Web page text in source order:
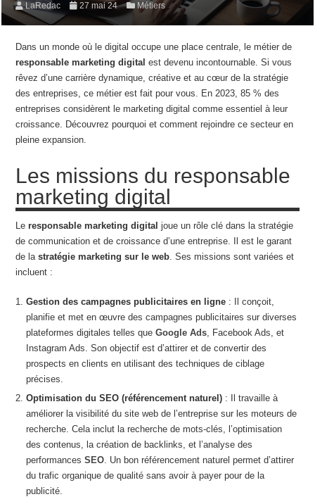
LaRedac 27 mai 24 Métiers
Dans un monde où le digital occupe une place centrale, le métier de
responsable marketing digital est devenu incontournable. Si vous
rêvez d’une carrière dynamique, créative et au cœur de la stratégie
des entreprises, ce métier est fait pour vous. En 2023, 85 % des
entreprises considèrent le marketing digital comme essentiel à leur
croissance. Découvrez pourquoi et comment rejoindre ce secteur en
pleine expansion.
Les missions du responsable
marketing digital
Leresponsable marketing digital joue un rôle clé dans la stratégie
de communication et de croissance d’une entreprise. Il est le garant
de lastratégie marketing sur le web. Ses missions sont variées et
incluent :
Gestion des campagnes publicitaires en ligne : Il conçoit,
planifie et met en œuvre des campagnes publicitaires sur diverses
plateformes digitales telles queGoogle Ads, Facebook Ads, et
Instagram Ads. Son objectif est d’attirer et de convertir des
prospects en clients en utilisant des techniques de ciblage
précises.
Optimisation du SEO (référencement naturel) : Il travaille à
améliorer la visibilité du site web de l’entreprise sur les moteurs de
recherche. Cela inclut la recherche de mots-clés, l’optimisation
des contenus, la création de backlinks, et l’analyse des
performancesSEO. Un bon référencement naturel permet d’attirer
du trafic organique de qualité sans avoir à payer pour de la
publicité.